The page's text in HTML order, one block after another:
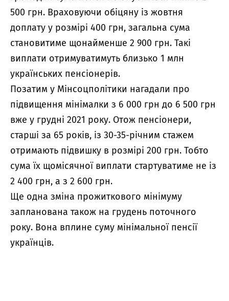
500 грн. Враховуючи обіцяну із жовтня
доплату у розмірі 400 грн, загальна сума
становитиме щонайменше 2 900 грн. Такі
виплати отримуватимуть близько 1 млн
українських пенсіонерів.
Позатим у Мінсоцполітики нагадали про
підвищення мінімалки з 6 000 грн до 6 500 грн
вже у грудні 2021 року. Отож пенсіонери,
старші за 65 років, із 30-35-річним стажем
отримають підвишку в розмірі 200 грн. Тобто
сума їх щомісячної виплати стартуватиме не із
2 400 грн, а з 2 600 грн.
Ще одна зміна прожиткового мінімуму
запланована також на грудень поточного
року. Вона вплине суму мінімальної пенсії
українців.